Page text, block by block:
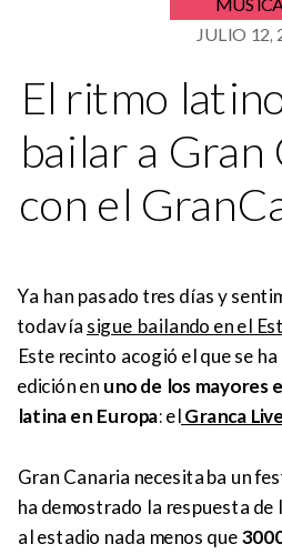
JULIO 12,
El ritmo
bailar a Gran
con el
Ya han pasado tres días y
todavía sigue bailando en el
Este recinto acogió el que se
edición en uno de los mayores
latina en Europa: elGranca
Gran Canaria necesitaba un
ha demostrado la respuesta de
al estadio nada menos que